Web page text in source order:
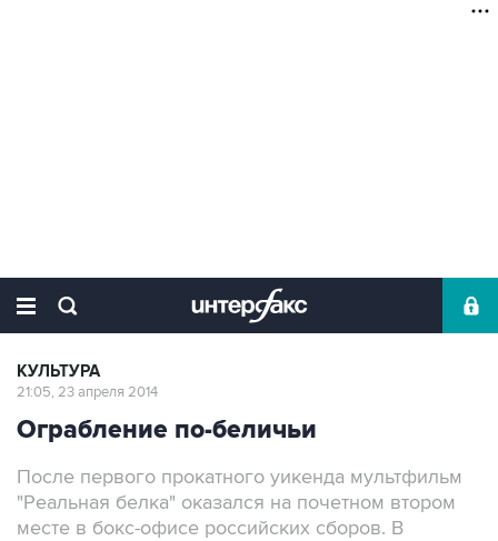
КУЛЬТУРА
21:05, 23 апреля 2014
Ограбление по-беличьи
После первого прокатного уикенда мультфильм
"Реальная белка" оказался на почетном втором
месте в бокс-офисе российских сборов. В